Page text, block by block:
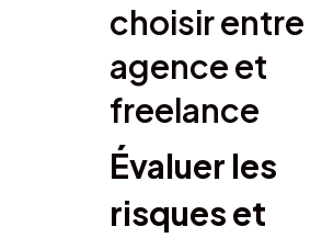
choisir entre
agence et
freelance
Évaluer les
risques et